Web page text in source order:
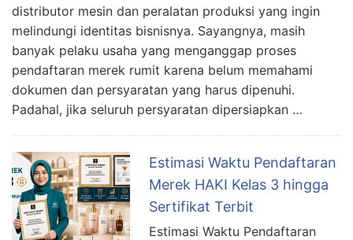
distributor mesin dan peralatan produksi yang ingin
melindungi identitas bisnisnya. Sayangnya, masih
banyak pelaku usaha yang menganggap proses
pendaftaran merek rumit karena belum memahami
dokumen dan persyaratan yang harus dipenuhi.
Padahal, jika seluruh persyaratan dipersiapkan …
Estimasi Waktu Pendaftaran
Merek HAKI Kelas 3 hingga
Sertifikat Terbit
Estimasi Waktu Pendaftaran